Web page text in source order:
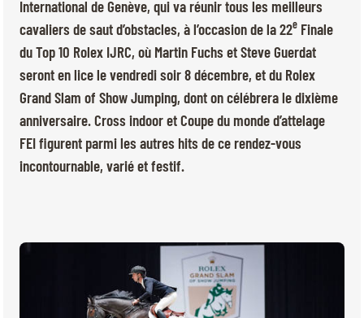
BILLETTERIE
BÉNÉVOLES
MÉDIAS
© 2026 CHI de Genève. Tous droits réservés
International de Genève, qui va réunir tous les meilleurs
cavaliers de saut d’obstacles, à l’occasion de la 22e Finale
du Top 10 Rolex IJRC, où Martin Fuchs et Steve Guerdat
seront en lice le vendredi soir 8 décembre, et du Rolex
Grand Slam of Show Jumping, dont on célébrera le dixième
anniversaire. Cross indoor et Coupe du monde d’attelage
FEI figurent parmi les autres hits de ce rendez-vous
incontournable, varié et festif.